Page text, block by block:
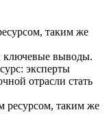
таким же
ключевые выводы.
эксперты
отрасли стать